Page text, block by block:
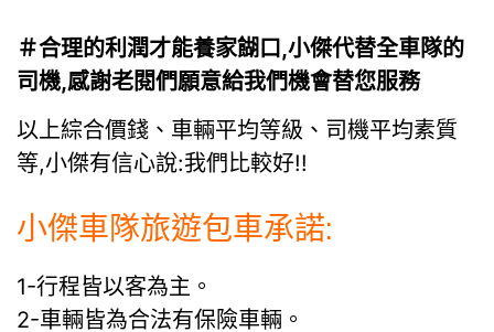
＃合理的利潤才能養家餬口,小傑代替全車隊的
司機,感謝老閱們願意給我們機會替您服務
以上綜合價錢、車輛平均等級、司機平均素質
等,小傑有信心說:我們比較好!!
小傑車隊旅遊包車承諾:
1-行程皆以客為主。
2-車輛皆為合法有保險車輛。